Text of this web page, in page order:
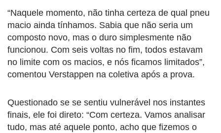
“Naquele momento, não tinha certeza de qual pneu
macio ainda tínhamos. Sabia que não seria um
composto novo, mas o duro simplesmente não
funcionou. Com seis voltas no fim, todos estavam
no limite com os macios, e nós ficamos limitados”,
comentou Verstappen na coletiva após a prova.
Questionado se se sentiu vulnerável nos instantes
finais, ele foi direto: “Com certeza. Vamos analisar
tudo, mas até aquele ponto, acho que fizemos o